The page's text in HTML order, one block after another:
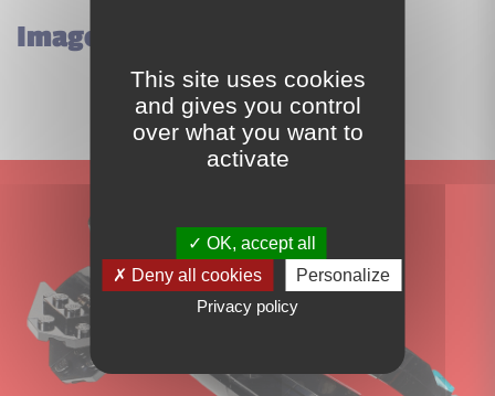
Images du set Lego 31377
This site uses cookies
and gives you control
over what you want to
activate
OK, accept all
Deny all cookies
Personalize
Privacy policy